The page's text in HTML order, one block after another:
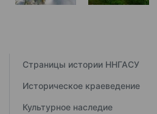
Страницы истории ННГАСУ
Историческое краеведение
Культурное наследие